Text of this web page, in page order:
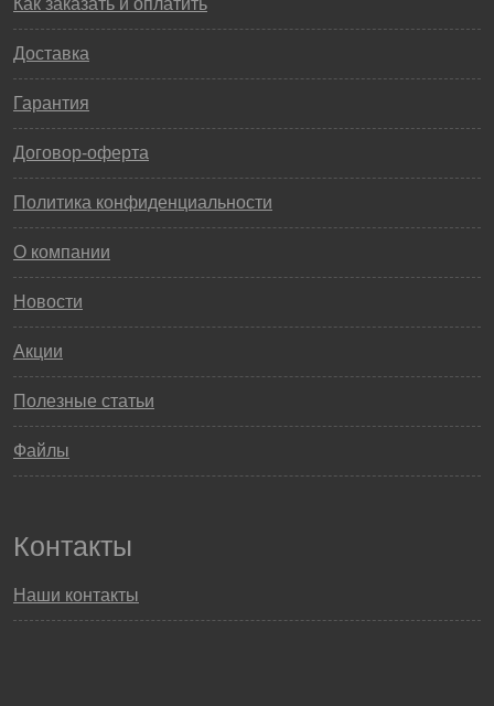
Как заказать и оплатить
Доставка
Гарантия
Договор-оферта
Политика конфиденциальности
О компании
Новости
Акции
Полезные статьи
Файлы
Контакты
Наши контакты